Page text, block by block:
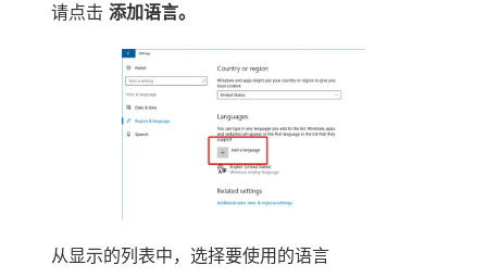
请点击 添加语言。
从显示的列表中，选择要使用的语言